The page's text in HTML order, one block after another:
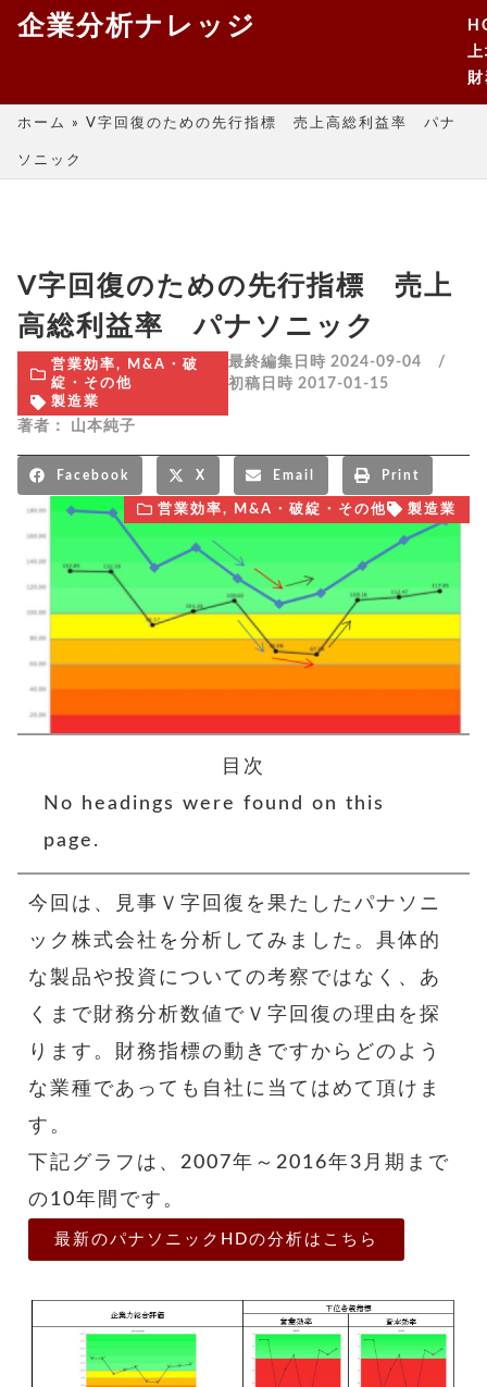
企業分析ナレッジ
ホーム » V字回復のための先行指標 売上高総利益率 パナ
ソニック
V字回復のための先行指標 売上
高総利益率 パナソニック
営業効率,
M&A・破
綻・その他
製造業
最終編集日時 2024-09-04 /
初稿日時 2017-01-15
著者： 山本純子
Facebook X Email Print
営業効率, M&A・破綻・その他 製造業
目次
No headings were found on this
page.
今回は、見事Ｖ字回復を果たしたパナソニ
ック株式会社を分析してみました。具体的
な製品や投資についての考察ではなく、あ
くまで財務分析数値でＶ字回復の理由を探
ります。財務指標の動きですからどのよう
な業種であっても自社に当てはめて頂けま
す。
下記グラフは、2007年～2016年3月期まで
の10年間です。
最新のパナソニックHDの分析はこちら